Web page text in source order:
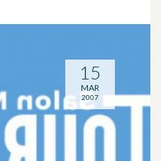
15
MAR
2007